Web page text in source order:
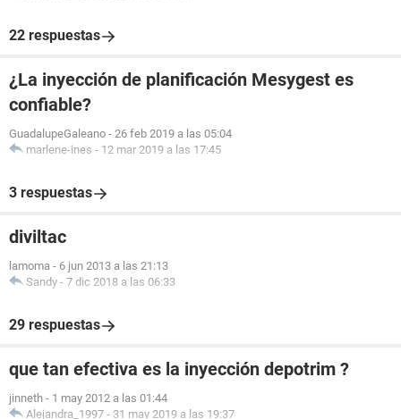
22 respuestas
¿La inyección de planificación Mesygest es
confiable?
GuadalupeGaleano - 26 feb 2019 a las 05:04
marlene-ines - 12 mar 2019 a las 17:45
3 respuestas
diviltac
lamoma - 6 jun 2013 a las 21:13
Sandy - 7 dic 2018 a las 06:33
29 respuestas
que tan efectiva es la inyección depotrim ?
jinneth - 1 may 2012 a las 01:44
Alejandra_1997 - 31 may 2019 a las 19:37